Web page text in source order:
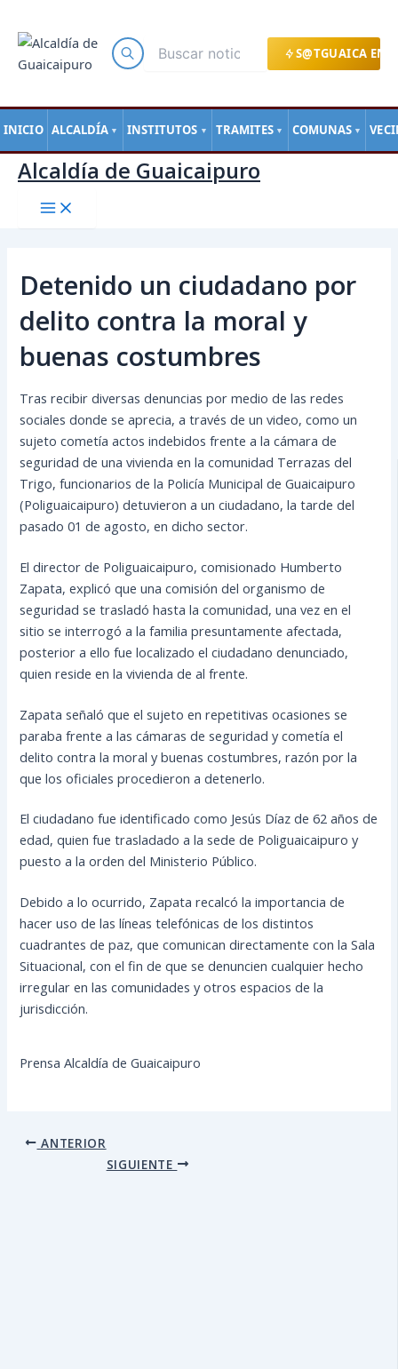
S@TGUAICA EN
INICIO ALCALDÍA ▼ INSTITUTOS ▼ TRAMITES ▼ COMUNAS ▼
contenido
Alcaldía de Guaicaipuro
Detenido un ciudadano por
delito contra la moral y
buenas costumbres
Tras recibir diversas denuncias por medio de las redes
sociales donde se aprecia, a través de un video, como un
sujeto cometía actos indebidos frente a la cámara de
seguridad de una vivienda en la comunidad Terrazas del
Trigo, funcionarios de la Policía Municipal de Guaicaipuro
(Poliguaicaipuro) detuvieron a un ciudadano, la tarde del
pasado 01 de agosto, en dicho sector.
El director de Poliguaicaipuro, comisionado Humberto
Zapata, explicó que una comisión del organismo de
seguridad se trasladó hasta la comunidad, una vez en el
sitio se interrogó a la familia presuntamente afectada,
posterior a ello fue localizado el ciudadano denunciado,
quien reside en la vivienda de al frente.
Zapata señaló que el sujeto en repetitivas ocasiones se
paraba frente a las cámaras de seguridad y cometía el
delito contra la moral y buenas costumbres, razón por la
que los oficiales procedieron a detenerlo.
El ciudadano fue identificado como Jesús Díaz de 62 años de
edad, quien fue trasladado a la sede de Poliguaicaipuro y
puesto a la orden del Ministerio Público.
Debido a lo ocurrido, Zapata recalcó la importancia de
hacer uso de las líneas telefónicas de los distintos
cuadrantes de paz, que comunican directamente con la Sala
Situacional, con el fin de que se denuncien cualquier hecho
irregular en las comunidades y otros espacios de la
jurisdicción.
Prensa Alcaldía de Guaicaipuro
de
entradas
ANTERIOR
SIGUIENTE